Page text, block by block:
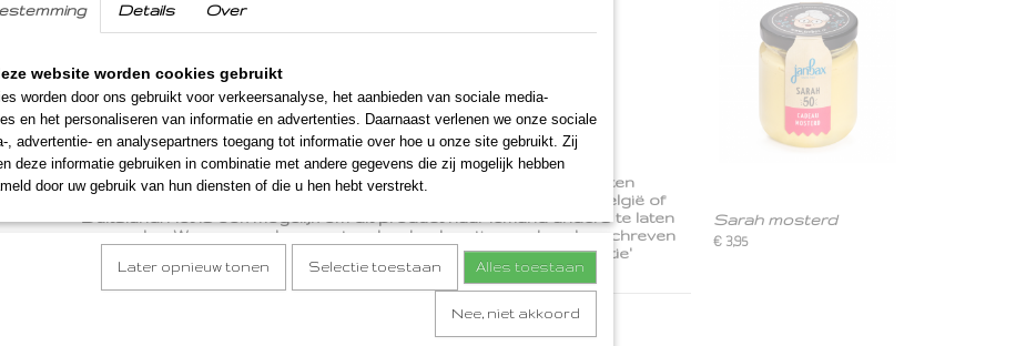
MOSTERDZAAD, kervel, dragon, witte wijnazijn, witte peper, zout.
Inhoud
200 gram
Verzendinformatie
We verzenden onze streekproducten en Limburgse streekpakketten
binnen 1-2 werkdagen naar ieder willekeurig adres in Nederland, België of
Duitsland. Het is ook mogelijk om dit product naar iemand anders te laten
verzenden. We voegen dan eventueel, geheel gratis, een handgeschreven
kaartje toe. U kunt uw tekst invullen onder het kopje 'extra informatie'
tijdens het bestelproces.
Sarah mosterd
€ 3,95
Details Over
website worden cookies gebruikt
worden door ons gebruikt voor verkeersanalyse, het aanbieden van sociale media-
en het personaliseren van informatie en advertenties. Daarnaast verlenen we onze sociale
, advertentie- en analysepartners toegang tot informatie over hoe u onze site gebruikt. Zij
deze informatie gebruiken in combinatie met andere gegevens die zij mogelijk hebben
door uw gebruik van hun diensten of die u hen hebt verstrekt.
Later opnieuw tonen Selectie toestaan Alles toestaan
Nee, niet akkoord